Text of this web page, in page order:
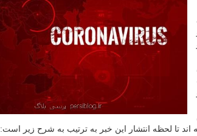
اند تا لحظه انتشار این خبر به ترتیب به شرح زیر است: